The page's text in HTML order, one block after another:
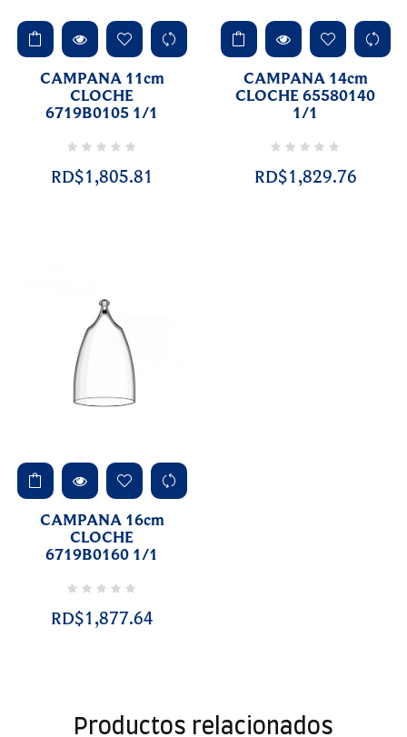
CAMPANA 11cm
CLOCHE
6719B0105 1/1
RD$1,805.81
CAMPANA 14cm
CLOCHE 65580140
1/1
RD$1,829.76
CAMPANA 16cm
CLOCHE
6719B0160 1/1
RD$1,877.64
Productos relacionados